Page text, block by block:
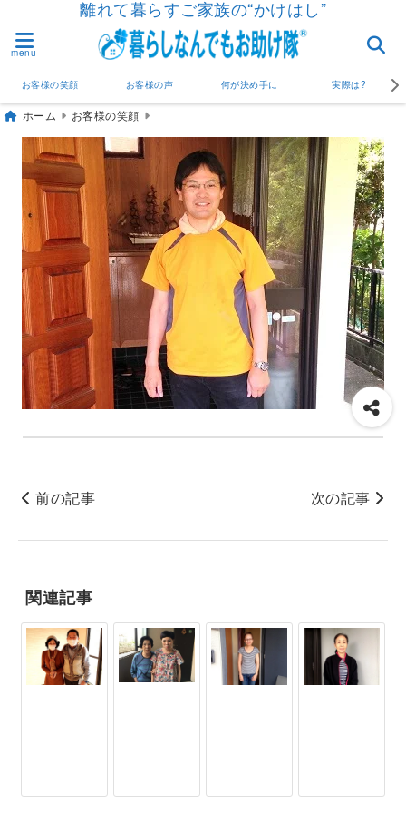
離れて暮らすご家族の“かけはし”
menu
お客様の笑顔 お客様の声 何が決め手に 実際は?
ホーム お客様の笑顔
前の記事 次の記事
関連記事